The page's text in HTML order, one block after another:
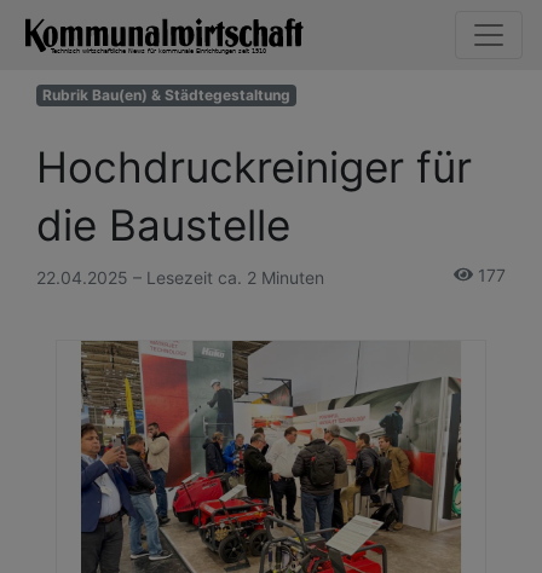
Rubrik Bau(en) & Städtegestaltung
Hochdruckreiniger für
die Baustelle
22.04.2025 – Lesezeit ca. 2 Minuten 177